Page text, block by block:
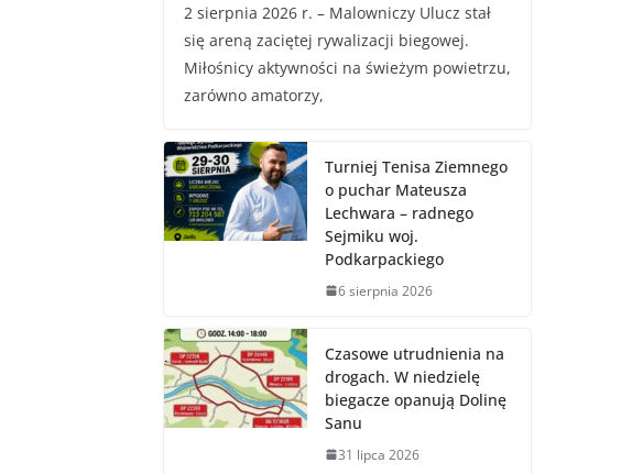
2 sierpnia 2026 r. – Malowniczy Ulucz stał
się areną zaciętej rywalizacji biegowej.
Miłośnicy aktywności na świeżym powietrzu,
zarówno amatorzy,
Turniej Tenisa Ziemnego
o puchar Mateusza
Lechwara – radnego
Sejmiku woj.
Podkarpackiego
6 sierpnia 2026
Czasowe utrudnienia na
drogach. W niedzielę
biegacze opanują Dolinę
Sanu
31 lipca 2026